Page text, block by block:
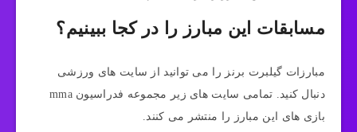
مسابقات این مبارز را در کجا ببینیم؟
مبارزات گیلبرت برنز را می توانید از سایت های ورزشی
دنبال کنید. تمامی سایت های زیر مجموعه فدراسیون mma
بازی های این مبارز را منتشر می کنند.